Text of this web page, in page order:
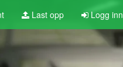
Last opp Logg inn